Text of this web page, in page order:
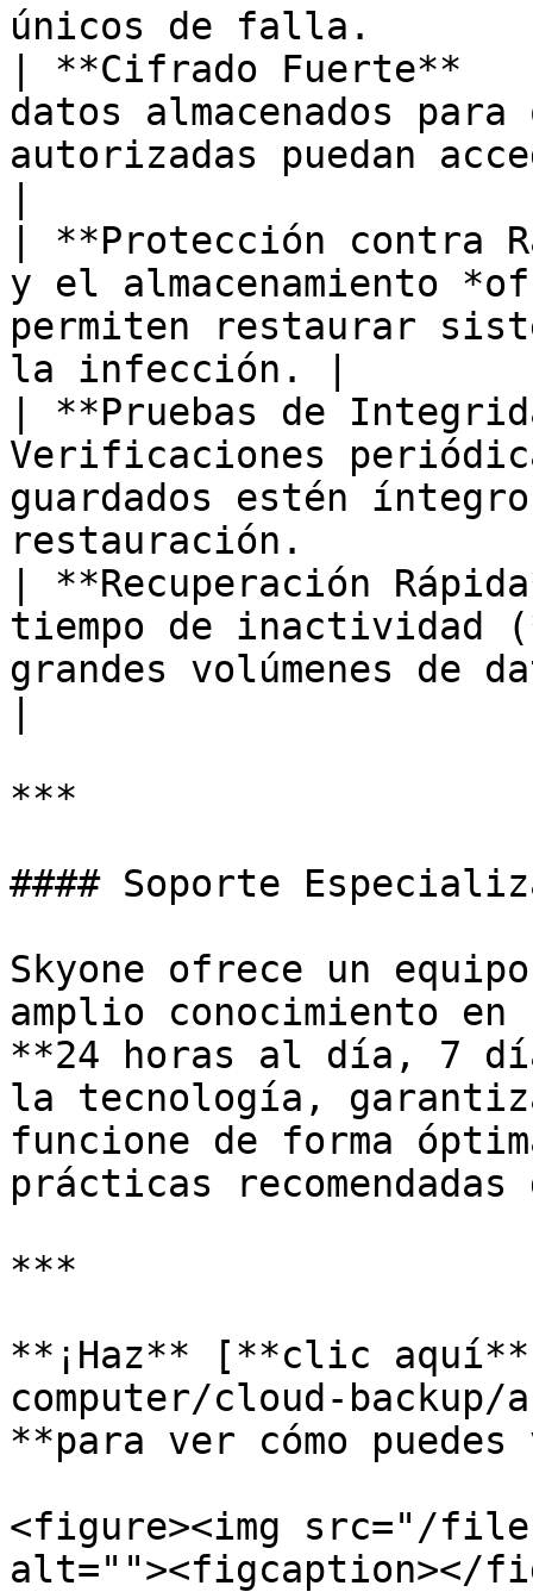
únicos de falla.
| **Cifrado
datos almacenados
autorizadas puedan
| **Protección contra
y el almacenamiento
permiten restaurar
la infección. |
| **Pruebas de
Verificaciones
guardados estén
restauración.
| **Recuperación
tiempo de inactividad
grandes volúmenes de
***
#### Soporte
Skyone ofrece un
amplio conocimiento
**24 horas al día, 7
la tecnología,
funcione de forma
prácticas
***
**¡Haz** [**clic
computer/cloud-backup/
**para ver cómo
<figure><img src="/files/
alt=""><figcaption></